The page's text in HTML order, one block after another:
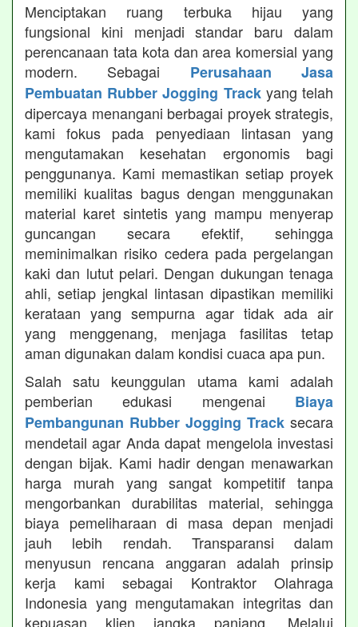
Menciptakan ruang terbuka hijau yang
fungsional kini menjadi standar baru dalam
perencanaan tata kota dan area komersial yang
modern. Sebagai Perusahaan Jasa
Pembuatan Rubber Jogging Trackyang telah
dipercaya menangani berbagai proyek strategis,
kami fokus pada penyediaan lintasan yang
mengutamakan kesehatan ergonomis bagi
penggunanya. Kami memastikan setiap proyek
memiliki kualitas bagus dengan menggunakan
material karet sintetis yang mampu menyerap
guncangan secara efektif, sehingga
meminimalkan risiko cedera pada pergelangan
kaki dan lutut pelari. Dengan dukungan tenaga
ahli, setiap jengkal lintasan dipastikan memiliki
kerataan yang sempurna agar tidak ada air
yang menggenang, menjaga fasilitas tetap
aman digunakan dalam kondisi cuaca apa pun.
Salah satu keunggulan utama kami adalah
pemberian edukasi mengenai Biaya
Pembangunan Rubber Jogging Track secara
mendetail agar Anda dapat mengelola investasi
dengan bijak. Kami hadir dengan menawarkan
harga murah yang sangat kompetitif tanpa
mengorbankan durabilitas material, sehingga
biaya pemeliharaan di masa depan menjadi
jauh lebih rendah. Transparansi dalam
menyusun rencana anggaran adalah prinsip
kerja kami sebagai Kontraktor Olahraga
Indonesia yang mengutamakan integritas dan
kepuasan klien jangka panjang. Melalui